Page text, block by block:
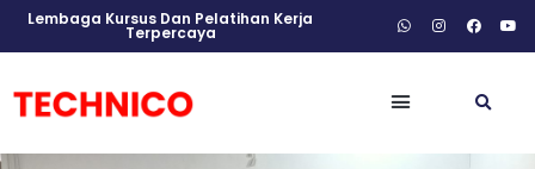
Lembaga Kursus Dan Pelatihan Kerja
Terpercaya